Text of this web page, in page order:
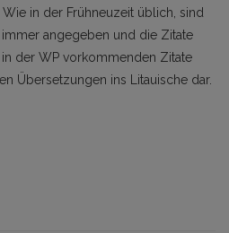
Wie in der Frühneuzeit üblich, sind
angegeben und die Zitate
der WP vorkommenden Zitate
Übersetzungen ins Litauische dar.